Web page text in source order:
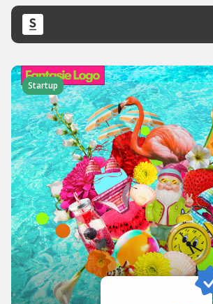
Startup